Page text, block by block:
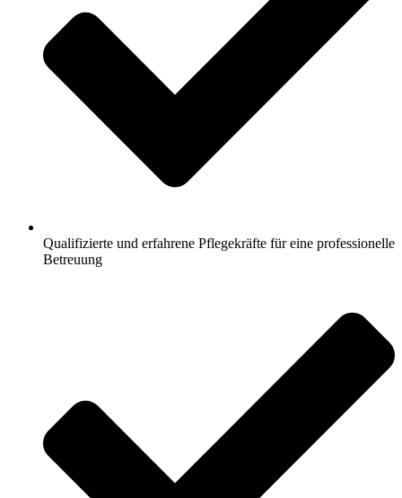
Qualifizierte und erfahrene Pflegekräfte für eine professionelle
Betreuung